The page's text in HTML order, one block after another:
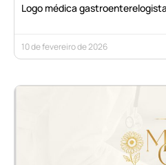
Logo médica
10 de fevereiro de 2026